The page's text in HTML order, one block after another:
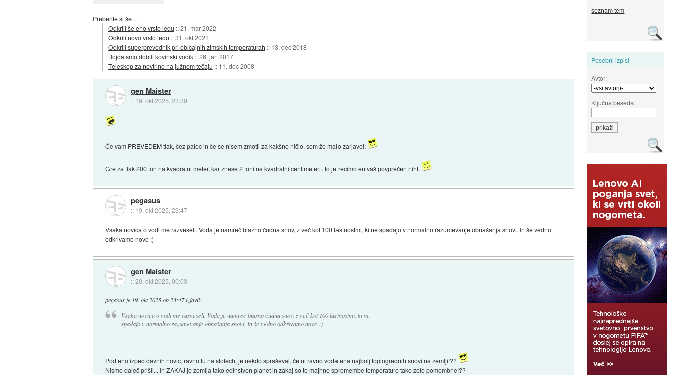
seznam tem
Posebni izpisi
Avtor:
Ključna beseda:
Preberite si še…
Odkrili še eno vrsto ledu ::21. mar 2022
Odkrili novo vrsto ledu ::31. okt 2021
Odkrili superprevodnik pri običajnih zimskih temperaturah :: 13. dec 2018
Bojda smo dobili kovinski vodik ::26. jan 2017
Teleskop za nevtrine na južnem tečaju :: 11. dec 2008
gen Maister
:: 19. okt 2025, 23:39
Če vam PREVEDEM tlak, čez palec in če se nisem zmotil za kakšno ničlo, sem že malo zarjavel;
Gre za tlak 200 ton na kvadratni meter, kar znese 2 toni na kvadratni centimeter... to je recimo en vaš povprečen niht.
pegasus
:: 19. okt 2025, 23:47
Vsaka novica o vodi me razveseli. Voda je namreč blazno čudna snov, z več kot 100 lastnostmi, ki ne spadajo v normalno razumevanje obnašanja snovi. In še vedno
odkrivamo nove :)
gen Maister
::20. okt 2025, 00:03
pegasusje 19. okt 2025 ob 23:47izjavil:
Vsaka novica o vodi me razveseli. Voda je namreč blazno čudna snov, z več kot 100 lastnostmi, ki ne
spadajo v normalno razumevanje obnašanja snovi. In še vedno odkrivamo nove :)
Pod eno izped davnih novic, ravno tu na slotech, je nekdo spraševal, če ni ravno voda ena najbolj toplogrednih snovi na zemlji!??
Nismo daleč prišli... In ZAKAJ je zemlja tako edinstven planet in zakaj so te majhne spremembe temperature tako zelo pomembne!??